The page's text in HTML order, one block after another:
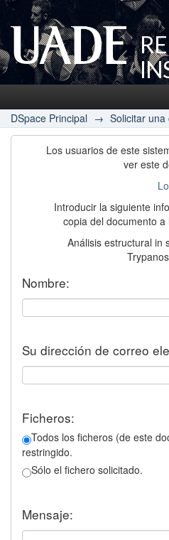
UADE
DSpace Principal → Solicitar
Los usuarios de este
ver este
Introducir la siguiente
copia del documento
Análisis estructural in
Nombre:
Su dirección de correo
Ficheros:
Todos los ficheros (de este
restringido.
Sólo el fichero solicitado.
Mensaje: